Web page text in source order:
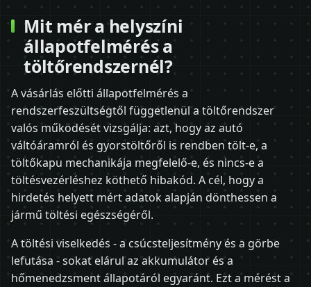
Mit mér a helyszíni
állapotfelmérés a
töltőrendszernél?
A vásárlás előtti állapotfelmérés a
rendszerfeszültségtől függetlenül a töltőrendszer
valós működését vizsgálja: azt, hogy az autó
váltóáramról és gyorstöltőről is rendben tölt-e, a
töltőkapu mechanikája megfelelő-e, és nincs-e a
töltésvezérléshez köthető hibakód. A cél, hogy a
hirdetés helyett mért adatok alapján dönthessen a
jármű töltési egészségéről.
A töltési viselkedés - a csúcsteljesítmény és a görbe
lefutása - sokat elárul az akkumulátor és a
hőmenedzsment állapotáról egyaránt. Ezt a mérést a